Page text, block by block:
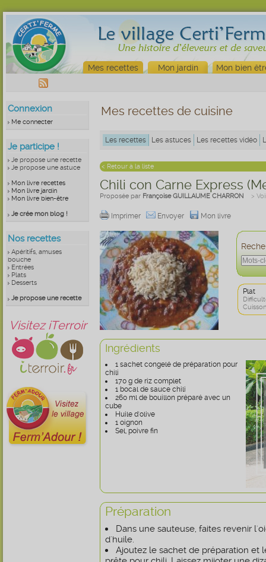
Mes recettes Mon jardin Mon bien
Connexion
Me connecter
Je participe !
Je propose une recette
Je propose une astuce
Mon livre recettes
Mon livre jardin
Mon livre bien-être
Je crée mon blog !
Nos recettes
Apéritifs, amuses
bouche
Entrées
Plats
Desserts
Je propose une recette
Visitez iTerroir
Mes recettes de cuisine
Les recettes Les astuces Les recettes vidéo
< Retour à la liste
Chili con Carne Express
Proposée par Françoise GUILLAUME CHARRON >
Imprimer Envoyer Mon livre
Plat
Ingrédients
1 sachet congelé de préparation pour
chili
170 g de riz complet
1 bocal de sauce chili
260 ml de bouillon préparé avec un
cube
Huile d'olive
1 oignon
Sel, poivre fin
Préparation
Dans une sauteuse, faites revenir
d'huile.
Ajoutez le sachet de préparation et